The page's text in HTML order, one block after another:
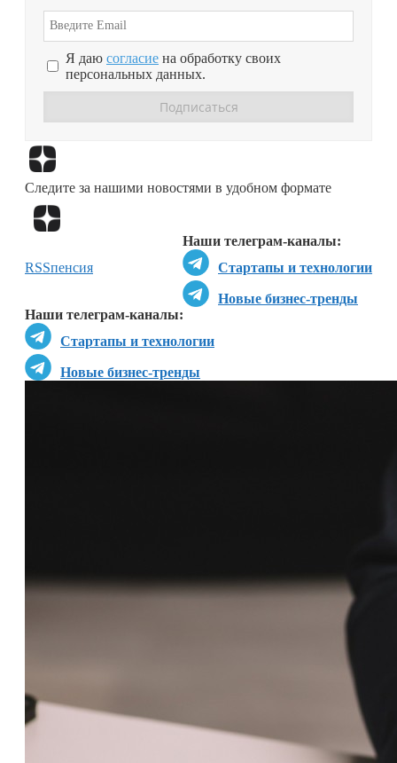
Я даю согласие на обработку своих
персональных данных.
Следите за нашими новостями в удобном формате
Наши телеграм-каналы:
Стартапы и технологии
Новые бизнес-тренды
Наши телеграм-каналы:
Стартапы и технологии
Новые бизнес-тренды
RSSпенсия